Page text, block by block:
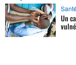
Un